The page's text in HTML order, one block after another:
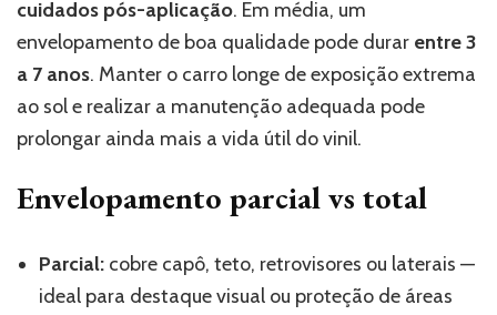
cuidados pós-aplicação. Em média, um
envelopamento de boa qualidade pode durar entre 3
a 7 anos. Manter o carro longe de exposição extrema
ao sol e realizar a manutenção adequada pode
prolongar ainda mais a vida útil do vinil.
Envelopamento parcial vs total
Parcial: cobre capô, teto, retrovisores ou laterais —
ideal para destaque visual ou proteção de áreas